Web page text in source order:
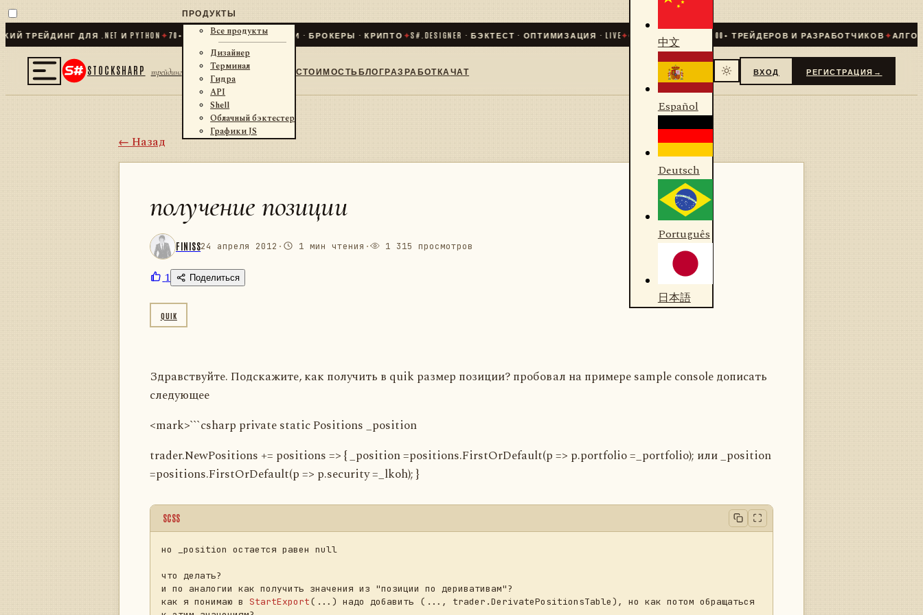
ДЛЯ .NET И PYTHON✦70+ КОННЕКТОРОВ · БИРЖИ · БРОКЕРЫ · КРИПТО✦S#.DESIGNER · БЭКТЕСТ · ОПТИМИЗАЦИЯ · LIVE ✦ СООБЩЕСТВО + ТРЕЙДЕРОВ И РАЗРАБОТЧИКОВ✦
STOCKSHARP трейдинг
ПРОДУКТЫ
Все продукты
Дизайнер
Терминал
Гидра
API
Shell
Облачный бэктестер
Графики JS
СТОИМОСТЬБЛОГРАЗРАБОТКАЧАТ
中文
Español
Deutsch
Português
日本語
ВХОД РЕГИСТРАЦИЯ →
← Назад
получение позиции
FINISS24 апреля 2012 · 1 мин чтения · 1 315 просмотров
1 Поделиться
QUIK
Здравствуйте. Подскажите, как получить в quik размер позиции? пробовал на примере sample console дописать
следующее
<mark>```csharp private static Positions _position
trader.NewPositions += positions => { _position =positions.FirstOrDefault(p => p.portfolio =_portfolio); или _position
=positions.FirstOrDefault(p => p.security =_lkoh); }
SCSS
но _position остается равен null
что делать?
и по аналогии как получить значения из "позиции по деривативам"?
как я понимаю в StartExport(...) надо добавить (..., trader.DerivatePositionsTable), но как потом обращаться